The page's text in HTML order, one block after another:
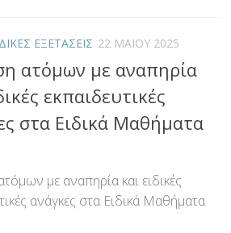
ΕΞΕΤΑΣΕΙΣ 22 ΜΑΪ́ΟΥ 2025
ατόμων με αναπηρία
εκπαιδευτικές
στα Ειδικά Μαθήματα
με αναπηρία και ειδικές
ανάγκες στα Ειδικά Μαθήματα